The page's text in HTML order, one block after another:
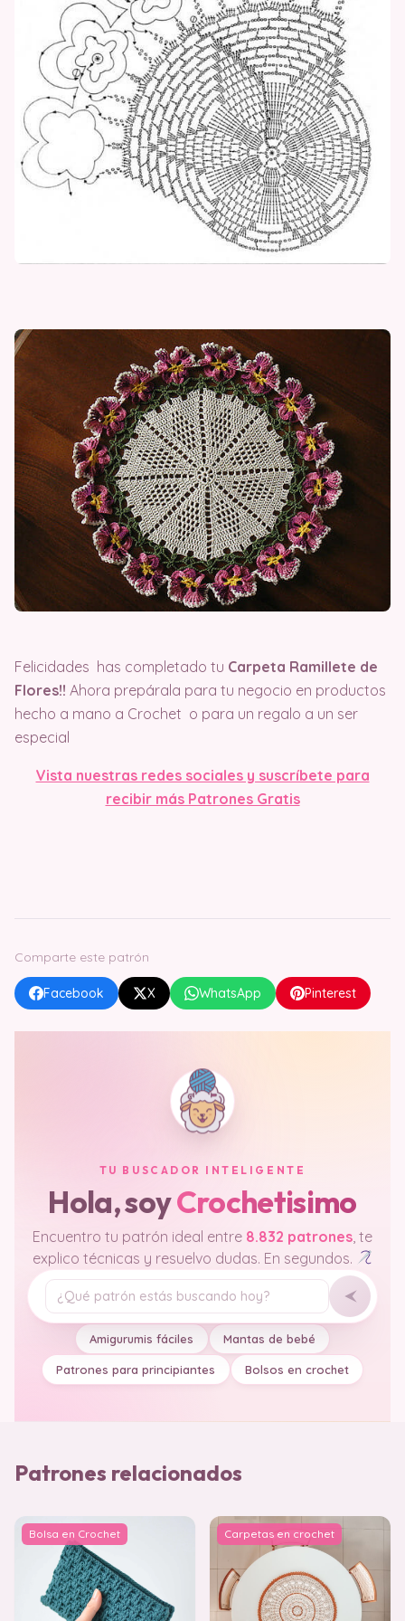
Felicidades has completado tu Carpeta Ramillete de
Flores!! Ahora prepárala para tu negocio en productos
hecho a mano a Crochet o para un regalo a un ser
especial
Vista nuestras redes sociales y suscríbete para
recibir más Patrones Gratis
Comparte este patrón
Facebook X WhatsApp Pinterest
TU BUSCADOR INTELIGENTE
Hola, soyCrochetisimo
Encuentro tu patrón ideal entre 8.832 patrones , te
explico técnicas y resuelvo dudas. En segundos.
Tu pregunta
Amigurumis fáciles Mantas de bebé
Patrones para principiantes Bolsos en crochet
Patrones relacionados
Bolsa en Crochet Carpetas en crochet